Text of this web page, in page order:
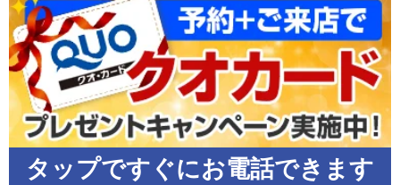
タップですぐにお電話できます